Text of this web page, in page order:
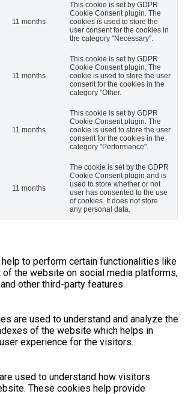
11 months
This cookie is set by GDPR
Cookie Consent plugin. The
cookies is used to store the
user consent for the cookies in
the category "Necessary".
11 months
This cookie is set by GDPR
Cookie Consent plugin. The
cookie is used to store the user
consent for the cookies in the
category "Other.
11 months
This cookie is set by GDPR
Cookie Consent plugin. The
cookie is used to store the user
consent for the cookies in the
category "Performance".
11 months
The cookie is set by the GDPR
Cookie Consent plugin and is
used to store whether or not
user has consented to the use
of cookies. It does not store
any personal data.
help to perform certain functionalities like
of the website on social media platforms,
other third-party features.
are used to understand and analyze the
of the website which helps in
experience for the visitors.
used to understand how visitors
These cookies help provide